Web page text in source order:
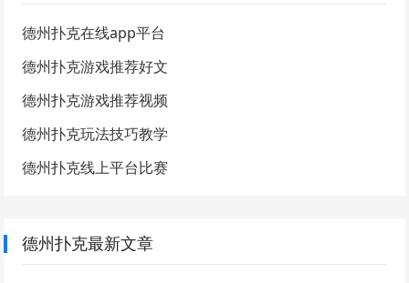
德州扑克在线app平台
德州扑克游戏推荐好文
德州扑克游戏推荐视频
德州扑克玩法技巧教学
德州扑克线上平台比赛
德州扑克最新文章